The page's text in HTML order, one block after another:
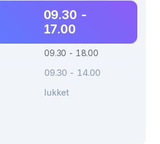
09.30 -
17.00
09.30 - 18.00
09.30 - 14.00
lukket